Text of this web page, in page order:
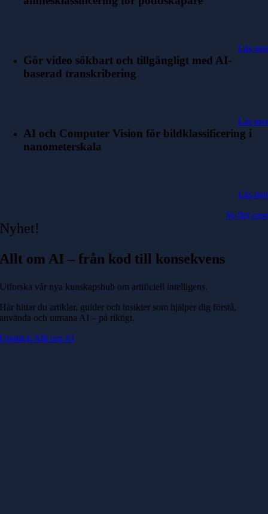
Läs mer
Gör video sökbart och tillgängligt med AI-
baserad transkribering
Läs mer
AI och Computer Vision för bildklassificering i
nanometerskala
Läs mer
Se fler case
Nyhet!
Allt om AI – från kod till konsekvens
Utforska vår nya kunskapshub om artificiell intelligens.
Här hittar du artiklar, guider och insikter som hjälper dig förstå,
använda och utmana AI – på riktigt.
Upptäck Allt om AI